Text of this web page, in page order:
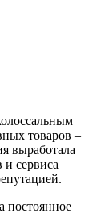
товаров –
выработала
и сервиса